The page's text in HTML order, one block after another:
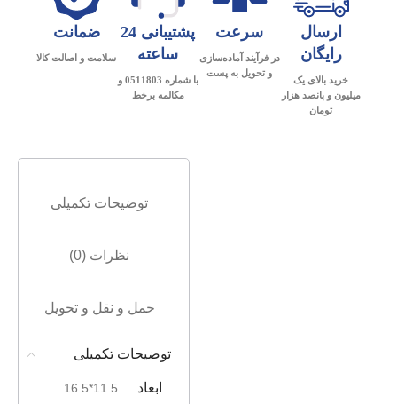
ارسال
رایگان
خرید بالای یک
میلیون و پانصد هزار
تومان
سرعت
در فرآیند آماده‌سازی
و تحویل به پست
پشتیبانی 24
ساعته
با شماره 0511803 و
مکالمه برخط
ضمانت
سلامت و اصالت کالا
توضیحات تکمیلی
نظرات (0)
حمل و نقل و تحویل
توضیحات تکمیلی
ابعاد 11.5*16.5